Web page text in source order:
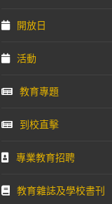
開放日
活動
教育專題
到校直擊
專業教育招聘
教育雜誌及學校書刊